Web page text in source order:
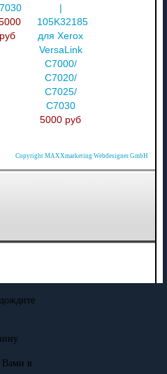
руб
|
105K32185
для Xerox
VersaLink
C7000/
C7020/
C7025/
C7030
5000 руб
Copyright MAXXmarketing Webdesigner GmbH
Вами в